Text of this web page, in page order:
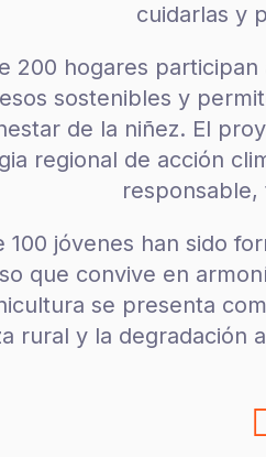
cuidarlas y
200 hogares
sostenibles y
de la niñez. El
regional de acción
responsable,
100 jóvenes han sido
que convive en
se presenta
rural y la degradación